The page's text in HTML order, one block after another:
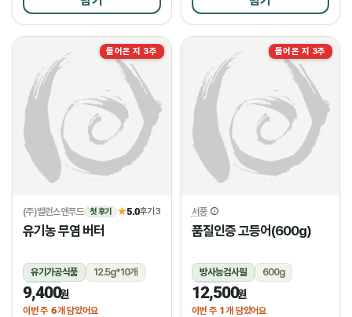
들어온 지 3주
(주)밸런스앤푸드 첫 후기 ★5.0후기 3
유기농 무염 버터
유기가공식품
12.5g*10개
냉장
9,400원
이번 주 6개 담았어요
들어온 지 3주
서풍
품질인증 고등어(600g)
방사능검사필
600g
냉동
12,500원
이번 주 1개 담았어요